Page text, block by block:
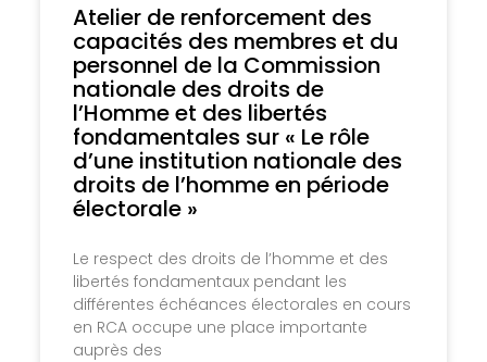
Atelier de renforcement des
capacités des membres et du
personnel de la Commission
nationale des droits de
l’Homme et des libertés
fondamentales sur « Le rôle
d’une institution nationale des
droits de l’homme en période
électorale »
Le respect des droits de l’homme et des
libertés fondamentaux pendant les
différentes échéances électorales en cours
en RCA occupe une place importante
auprès des